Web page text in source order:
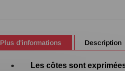
Plus d'informations
Les côtes sont
Description